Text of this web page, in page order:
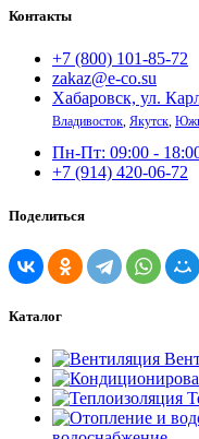
Контакты
+7 (800) 101-85-72
zakaz@e-co.su
Хабаровск, ул.
Владивосток, Якутск,
Пн-Пт: 09:00 -
+7 (914) 420-06-72
Поделиться
Каталог